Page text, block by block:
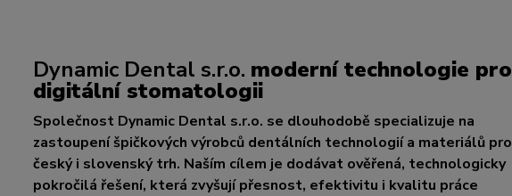
Dynamic Dental s.r.o. moderní technologie pro
digitální stomatologii
Společnost Dynamic Dental s.r.o. se dlouhodobě specializuje na
zastoupení špičkových výrobců dentálních technologií a materiálů pro
český i slovenský trh. Naším cílem je dodávat ověřená, technologicky
pokročilá řešení, která zvyšují přesnost, efektivitu i kvalitu práce